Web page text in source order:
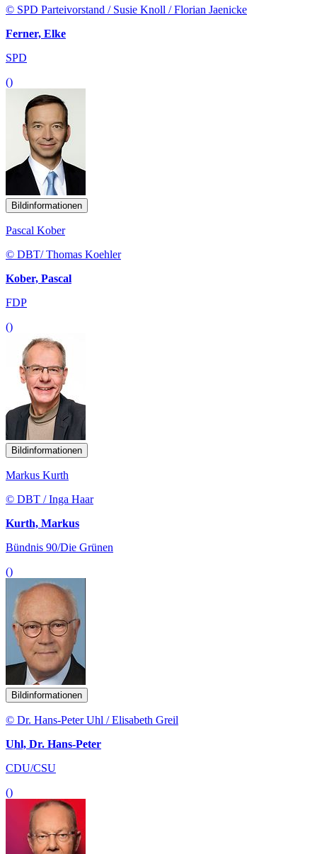
© SPD Parteivorstand / Susie Knoll / Florian Jaenicke
Ferner, Elke
SPD
()
Bildinformationen
Pascal Kober
© DBT/ Thomas Koehler
Kober, Pascal
FDP
()
Bildinformationen
Markus Kurth
© DBT / Inga Haar
Kurth, Markus
Bündnis 90/Die Grünen
()
Bildinformationen
© Dr. Hans-Peter Uhl / Elisabeth Greil
Uhl, Dr. Hans-Peter
CDU/CSU
()